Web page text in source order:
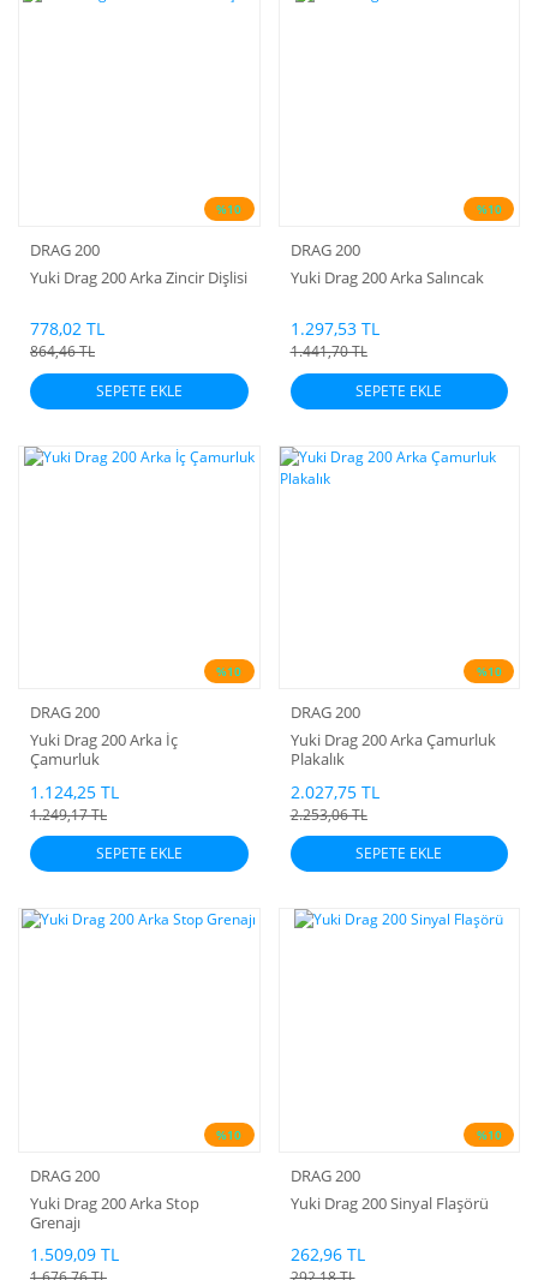
%10
DRAG 200
Yuki Drag 200 Arka Zincir Dişlisi
778,02 TL
864,46 TL
SEPETE EKLE
%10
DRAG 200
Yuki Drag 200 Arka Salıncak
1.297,53 TL
1.441,70 TL
SEPETE EKLE
%10
DRAG 200
Yuki Drag 200 Arka İç
Çamurluk
1.124,25 TL
1.249,17 TL
SEPETE EKLE
%10
DRAG 200
Yuki Drag 200 Arka Çamurluk
Plakalık
2.027,75 TL
2.253,06 TL
SEPETE EKLE
%10
DRAG 200
Yuki Drag 200 Arka Stop
Grenajı
1.509,09 TL
%10
DRAG 200
Yuki Drag 200 Sinyal Flaşörü
262,96 TL